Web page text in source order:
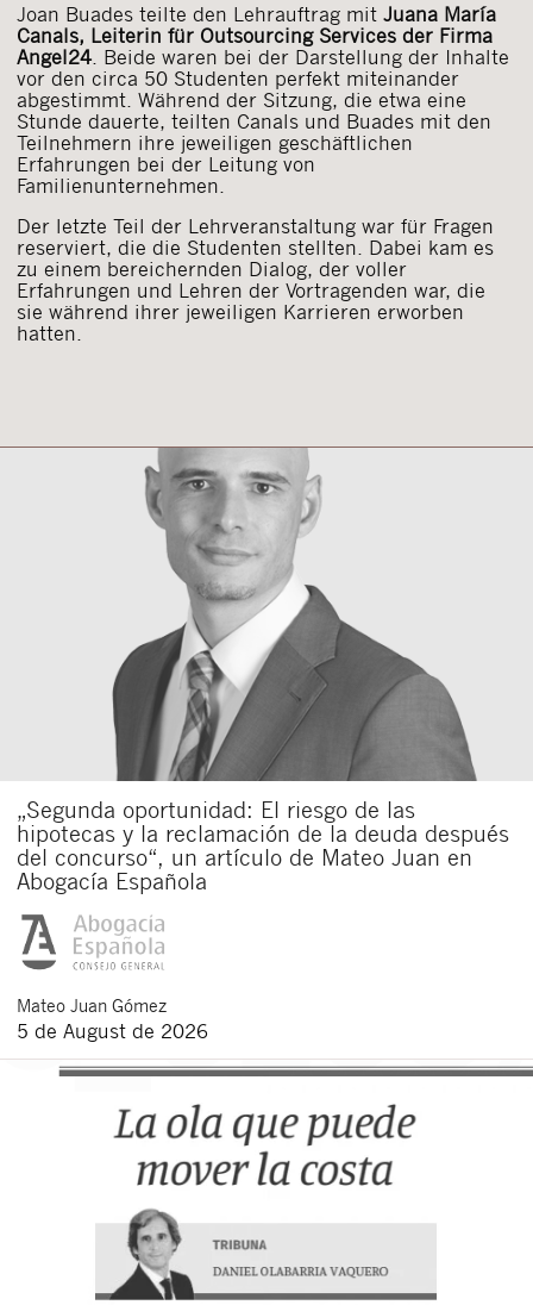
Joan Buades teilte den Lehrauftrag mit Juana María
Canals, Leiterin für Outsourcing Services der Firma
Angel24. Beide waren bei der Darstellung der Inhalte
vor den circa 50 Studenten perfekt miteinander
abgestimmt. Während der Sitzung, die etwa eine
Stunde dauerte, teilten Canals und Buades mit den
Teilnehmern ihre jeweiligen geschäftlichen
Erfahrungen bei der Leitung von
Familienunternehmen.
Der letzte Teil der Lehrveranstaltung war für Fragen
reserviert, die die Studenten stellten. Dabei kam es
zu einem bereichernden Dialog, der voller
Erfahrungen und Lehren der Vortragenden war, die
sie während ihrer jeweiligen Karrieren erworben
hatten.
„Segunda oportunidad: El riesgo de las
hipotecas y la reclamación de la deuda después
del concurso“, un artículo de Mateo Juan en
Abogacía Española
Mateo Juan Gómez
5 de August de 2026